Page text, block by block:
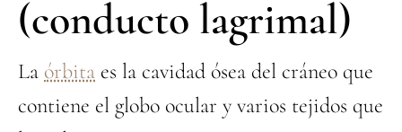
(conducto lagrimal)
La órbita es la cavidad ósea del cráneo que
contiene el globo ocular y varios tejidos que